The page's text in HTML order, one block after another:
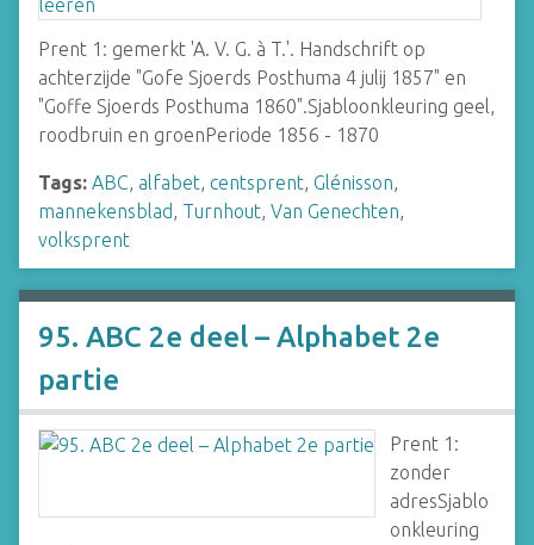
Prent 1: gemerkt 'A. V. G. à T.'. Handschrift op
achterzijde "Gofe Sjoerds Posthuma 4 julij 1857" en
"Goffe Sjoerds Posthuma 1860".Sjabloonkleuring geel,
roodbruin en groenPeriode 1856 - 1870
Tags: ABC, alfabet, centsprent, Glénisson,
mannekensblad, Turnhout, Van Genechten,
volksprent
95. ABC 2e deel – Alphabet 2e
partie
Prent 1:
zonder
adresSjablo
onkleuring